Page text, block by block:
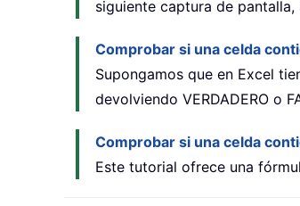
siguiente captura de
Comprobar si una celda
Supongamos que en Excel
devolviendo VERDADERO o
Comprobar si una celda
Este tutorial ofrece una